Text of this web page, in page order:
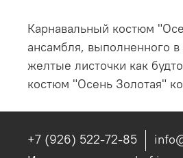
Карнавальный костюм
ансамбля, выполненного
желтые листочки как
костюм "Осень Золотая"
+7 (926) 522-72-85